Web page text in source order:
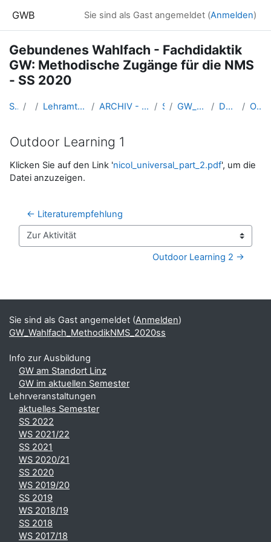
GWB Sie sind als Gast angemeldet (Anmelden)
Gebundenes Wahlfach - Fachdidaktik
GW: Methodische Zugänge für die NMS
- SS 2020
Startseite Kurse Lehramtsausbildung GW im Cluster Österreich Mitte ARCHIV - Lehrveranstaltungen am Standort Linz - seit 2016 SS_2020 GW_Wahlfach_MethodikNMS_2020ss Do. 7.5.2020 (Kuschnigg) Outdoor Learning 1
Outdoor Learning 1
Abschlussbedingungen
Klicken Sie auf den Link 'nicol_universal_part_2.pdf', um die
Datei anzuzeigen.
← Literaturempfehlung
Zur Aktivität
Outdoor Learning 2 →
Ergänzungsblöcke
Sie sind als Gast angemeldet (Anmelden)
GW_Wahlfach_MethodikNMS_2020ss
Info zur Ausbildung
GW am Standort Linz
GW im aktuellen Semester
Lehrveranstaltungen
aktuelles Semester
SS 2022
WS 2021/22
SS 2021
WS 2020/21
SS 2020
WS 2019/20
SS 2019
WS 2018/19
SS 2018
WS 2017/18